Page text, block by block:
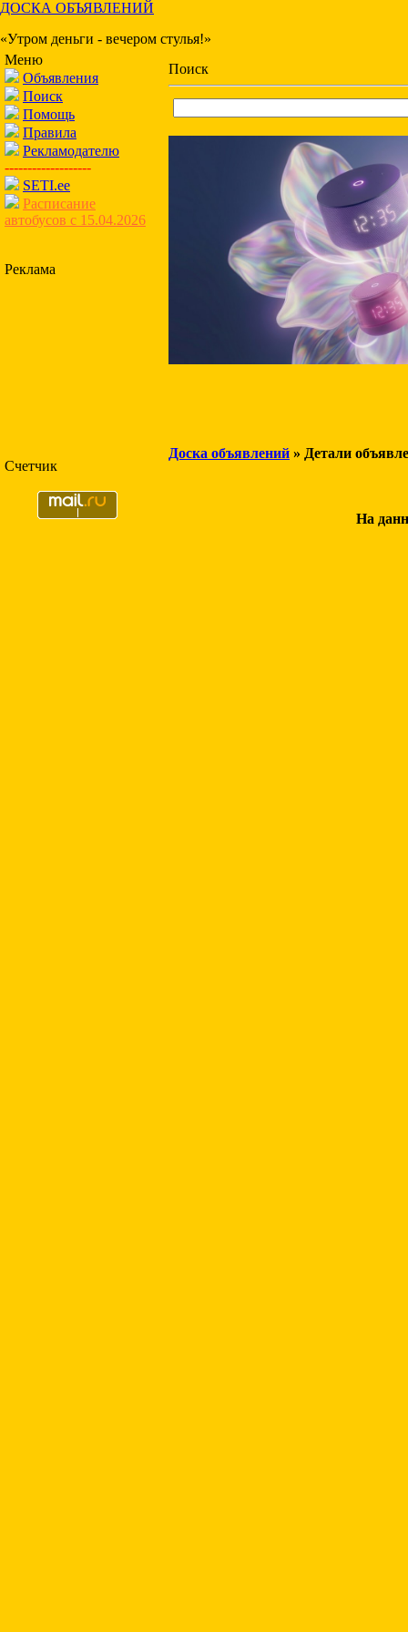
ДОСКА ОБЪЯВЛЕНИЙ
«Утром деньги - вечером стулья!»
Меню
Объявления
Поиск
Помощь
Правила
Рекламодателю
-------------------
SETI.ee
Расписание
автобусов с 15.04.2026
Реклама
Счетчик
Поиск
Доска объявлений » Детали
На